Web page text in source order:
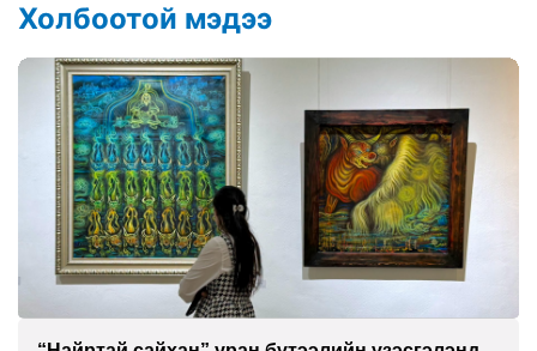
Холбоотой мэдээ